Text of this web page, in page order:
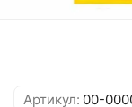
Артикул: 00-